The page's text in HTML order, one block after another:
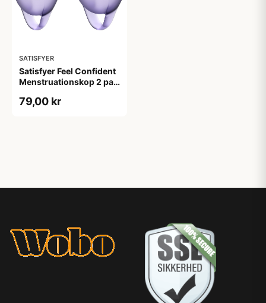
SATISFYER
Satisfyer Feel Confident
Menstruationskop 2 pak
79,00 kr